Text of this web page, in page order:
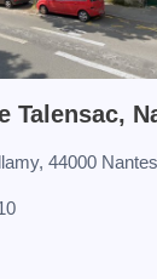
Talensac,
44000 Nantes